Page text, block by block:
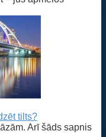
tilts?
Arī šāds sapnis